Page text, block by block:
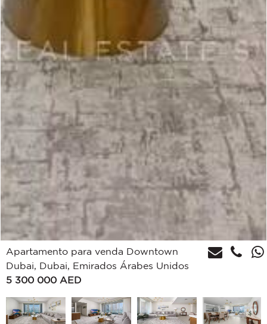
Apartamento para venda Downtown
Dubai, Dubai, Emirados Árabes Unidos
5 300 000 AED